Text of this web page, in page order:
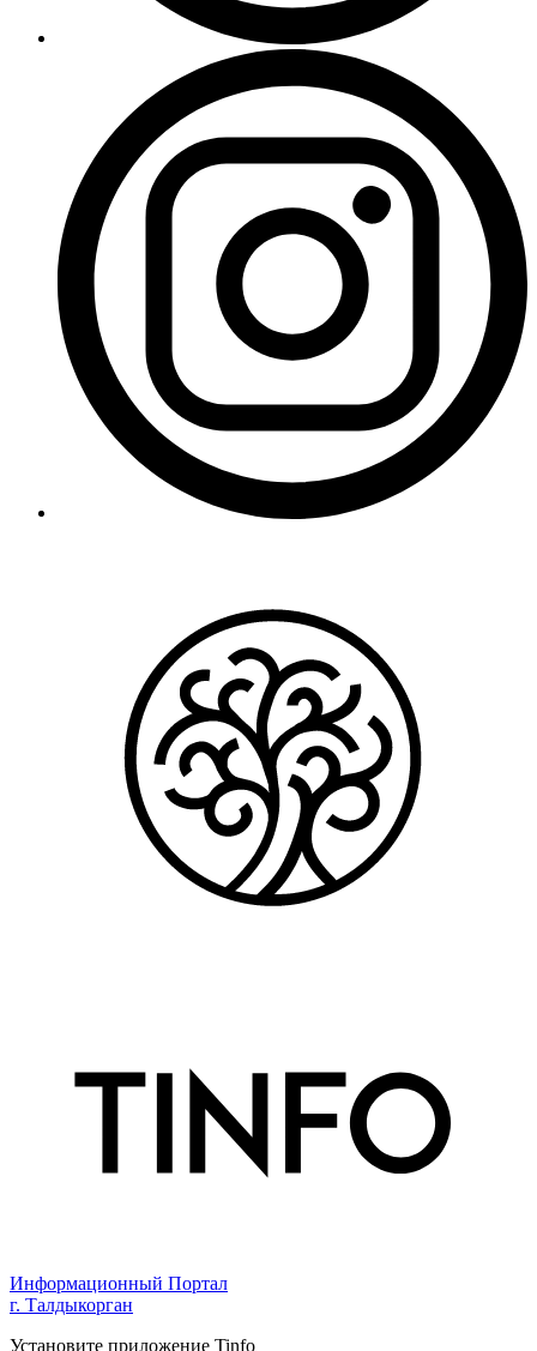
Информационный Портал
г. Талдыкорган
Установите приложение Tinfo